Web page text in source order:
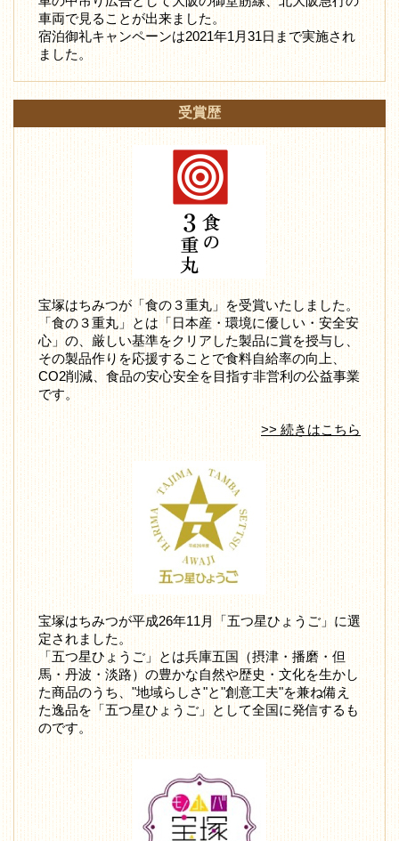
車両で見ることが出来ました。
宿泊御礼キャンペーンは2021年1月31日まで実施され
ました。
受賞歴
宝塚はちみつが「食の３重丸」を受賞いたしました。
「食の３重丸」とは「日本産・環境に優しい・安全安
心」の、厳しい基準をクリアした製品に賞を授与し、
その製品作りを応援することで食料自給率の向上、
CO2削減、食品の安心安全を目指す非営利の公益事業
です。
>> 続きはこちら
宝塚はちみつが平成26年11月「五つ星ひょうご」に選
定されました。
「五つ星ひょうご」とは兵庫五国（摂津・播磨・但
馬・丹波・淡路）の豊かな自然や歴史・文化を生かし
た商品のうち、"地域らしさ"と"創意工夫"を兼ね備え
た逸品を「五つ星ひょうご」として全国に発信するも
のです。